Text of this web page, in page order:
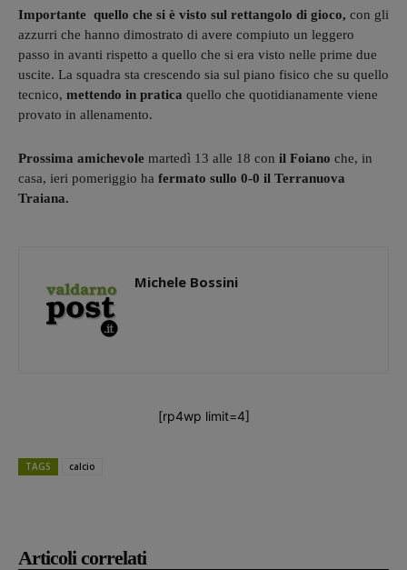
Articoli correlati
Importante quello che si è visto sul rettangolo di gioco, con gli
azzurri che hanno dimostrato di avere compiuto un leggero
passo in avanti rispetto a quello che si era visto nelle prime due
uscite. La squadra sta crescendo sia sul piano fisico che su quello
tecnico, mettendo in pratica quello che quotidianamente viene
provato in allenamento.
Prossima amichevole martedì 13 alle 18 con il Foiano che, in
casa, ieri pomeriggio ha fermato sullo 0-0 il Terranuova
Traiana.
Michele Bossini
[rp4wp limit=4]
TAGS calcio